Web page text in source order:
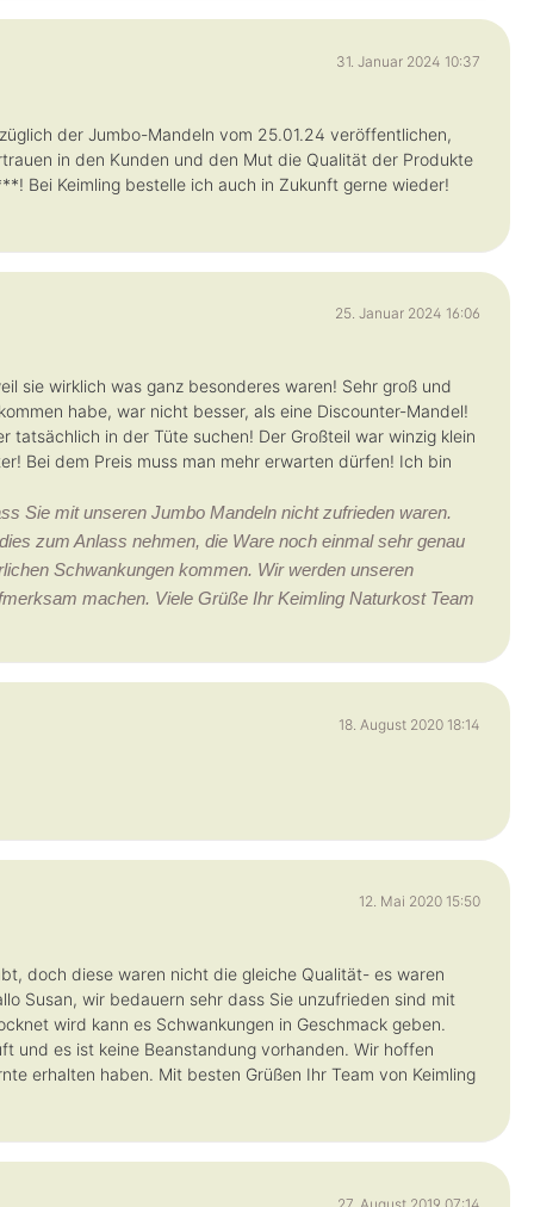
31. Januar 2024 10:37
der Jumbo-Mandeln vom 25.01.24 veröffentlichen,
in den Kunden und den Mut die Qualität der Produkte
Bei Keimling bestelle ich auch in Zukunft gerne wieder!
25. Januar 2024 16:06
sie wirklich was ganz besonderes waren! Sehr groß und
habe, war nicht besser, als eine Discounter-Mandel!
tatsächlich in der Tüte suchen! Der Großteil war winzig klein
Bei dem Preis muss man mehr erwarten dürfen! Ich bin
Sie mit unseren Jumbo Mandeln nicht zufrieden waren.
zum Anlass nehmen, die Ware noch einmal sehr genau
Schwankungen kommen. Wir werden unseren
machen. Viele Grüße Ihr Keimling Naturkost Team
18. August 2020 18:14
12. Mai 2020 15:50
doch diese waren nicht die gleiche Qualität- es waren
Susan, wir bedauern sehr dass Sie unzufrieden sind mit
wird kann es Schwankungen in Geschmack geben.
und es ist keine Beanstandung vorhanden. Wir hoffen
erhalten haben. Mit besten Grüßen Ihr Team von Keimling